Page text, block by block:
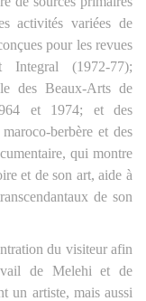
activités variées de
pour les revues
Integral (1972-77);
des Beaux-Arts de
et 1974; et des
berbère et des
qui montre
et de son art, aide à
de son
du visiteur afin
de Melehi et de
un artiste, mais aussi